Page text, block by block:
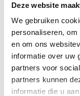
Deze website
We gebruiken
personaliseren,
en om ons
informatie over uw
partners voor
partners kunnen
informatie die u
Iemand anders blij
Vraag ze de
180 ºC.
Benodigd